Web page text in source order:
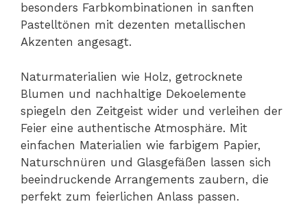
besonders Farbkombinationen in sanften
Pastelltönen mit dezenten metallischen
Akzenten angesagt.
Naturmaterialien wie Holz, getrocknete
Blumen und nachhaltige Dekoelemente
spiegeln den Zeitgeist wider und verleihen der
Feier eine authentische Atmosphäre. Mit
einfachen Materialien wie farbigem Papier,
Naturschnüren und Glasgefäßen lassen sich
beeindruckende Arrangements zaubern, die
perfekt zum feierlichen Anlass passen.